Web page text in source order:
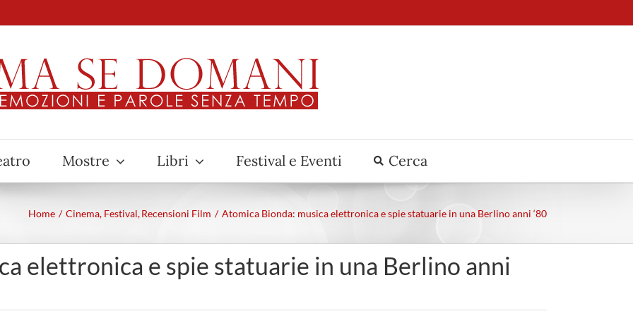
Mostre Libri Festival e Eventi Cerca
Home Cinema Festival Recensioni Film Atomica Bionda: musica elettronica e spie statuarie in una Berlino anni ‘80
elettronica e spie statuarie in una Berlino anni